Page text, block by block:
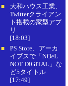
■
大和ハウス工業、
Twitterクライアン
ト搭載の家型アプ
リ
[18:03]
■
PS Store、アーカ
イブスで「NOeL
NOT DiGITAL」な
ど5タイトル
[17:49]